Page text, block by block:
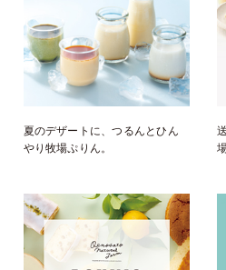
夏のデザートに、つるんとひん
やり牧場ぷりん。